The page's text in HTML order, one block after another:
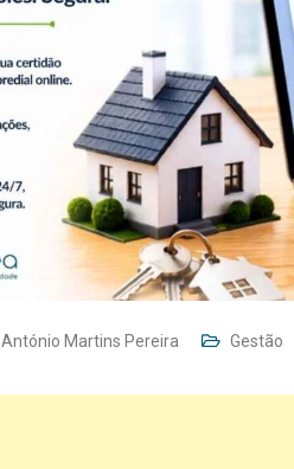
António Martins Pereira Gestão